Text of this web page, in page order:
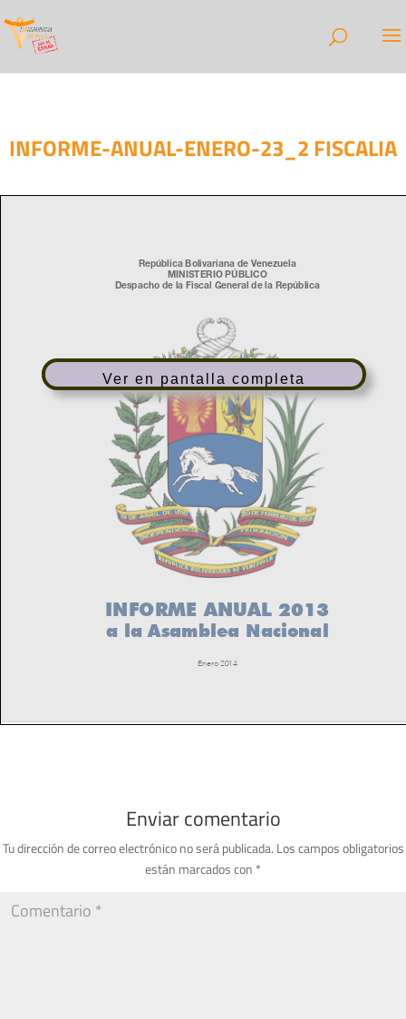
INFORME-ANUAL-ENERO-23_2 FISCALIA
Ver en pantalla completa
Enviar comentario
Tu dirección de correo electrónico no será publicada. Los campos obligatorios
están marcados con *